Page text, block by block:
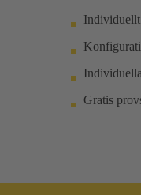
Individuellt
Gratis